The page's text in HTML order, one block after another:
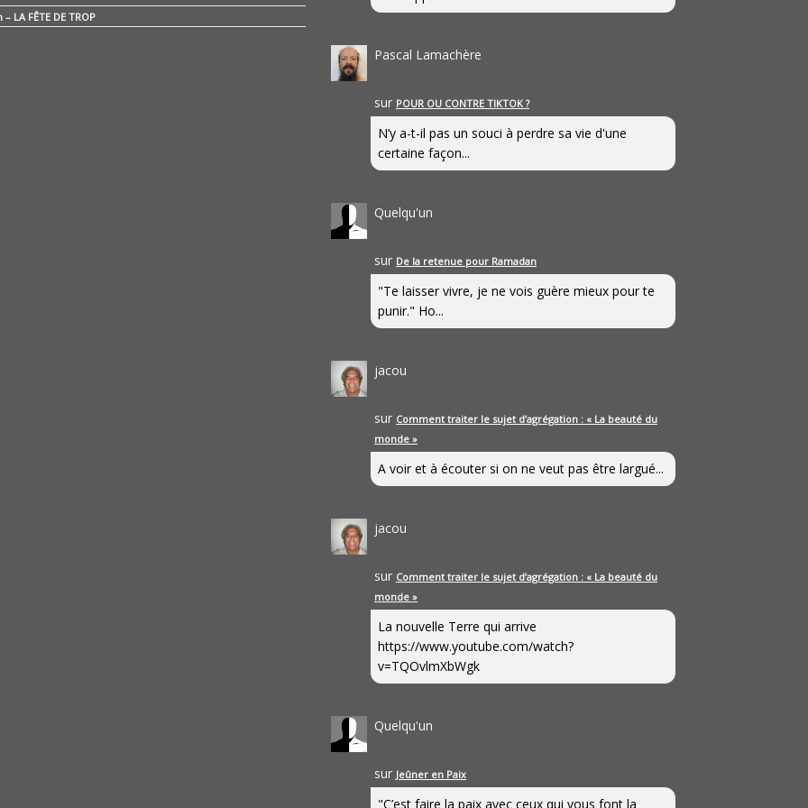
LA FÊTE DE TROP
Pascal Lamachère
sur POUR OU CONTRE TIKTOK ?
N’y a-t-il pas un souci à perdre sa vie d'une
certaine façon...
Quelqu'un
sur De la retenue pour Ramadan
"Te laisser vivre, je ne vois guère mieux pour te
punir." Ho...
jacou
sur Comment traiter le sujet d’agrégation : « La beauté du
monde »
A voir et à écouter si on ne veut pas être largué...
jacou
sur Comment traiter le sujet d’agrégation : « La beauté du
monde »
La nouvelle Terre qui arrive
https://www.youtube.com/watch?
v=TQOvlmXbWgk
Quelqu'un
sur Jeûner en Paix
"C’est faire la paix avec ceux qui vous font la